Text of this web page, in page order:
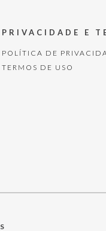
PRIVACIDADE E
POLÍTICA DE
TERMOS DE USO